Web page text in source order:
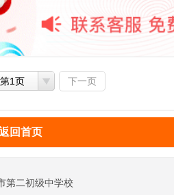
第1页 下一页
回首页
第二初级中学校